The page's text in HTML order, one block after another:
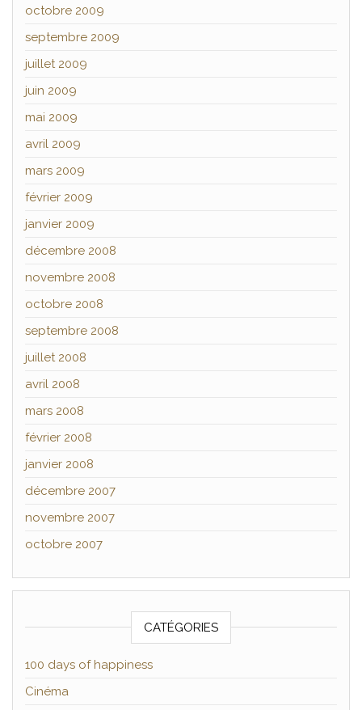
octobre 2009
septembre 2009
juillet 2009
juin 2009
mai 2009
avril 2009
mars 2009
février 2009
janvier 2009
décembre 2008
novembre 2008
octobre 2008
septembre 2008
juillet 2008
avril 2008
mars 2008
février 2008
janvier 2008
décembre 2007
novembre 2007
octobre 2007
CATÉGORIES
100 days of happiness
Cinéma